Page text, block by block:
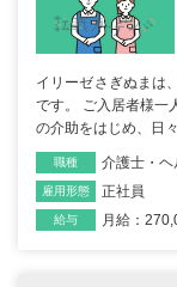
イリーゼさぎぬまは
です。 ご入居者様一
の介助をはじめ、日
職種 介護士・ヘ
雇用形態 正社員
給与 月給：